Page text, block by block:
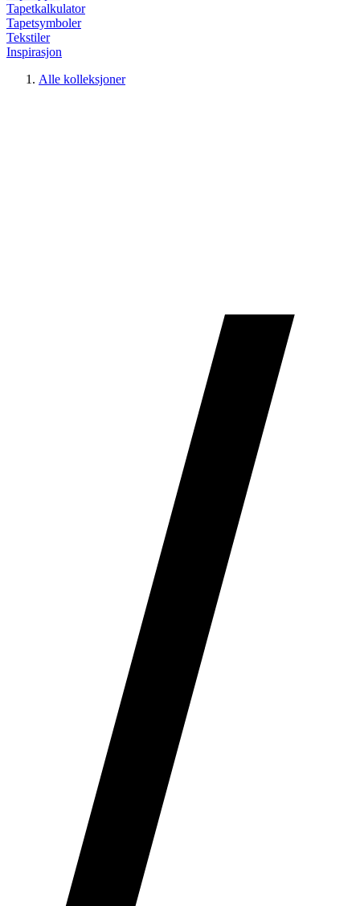
Tapetkalkulator
Tapetsymboler
Tekstiler
Inspirasjon
Alle kolleksjoner